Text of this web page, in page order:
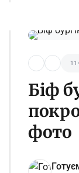
11
Біф
фото